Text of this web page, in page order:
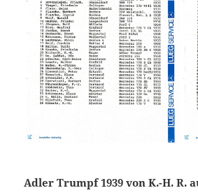
Adler Trumpf 1939 von K.-H. R.